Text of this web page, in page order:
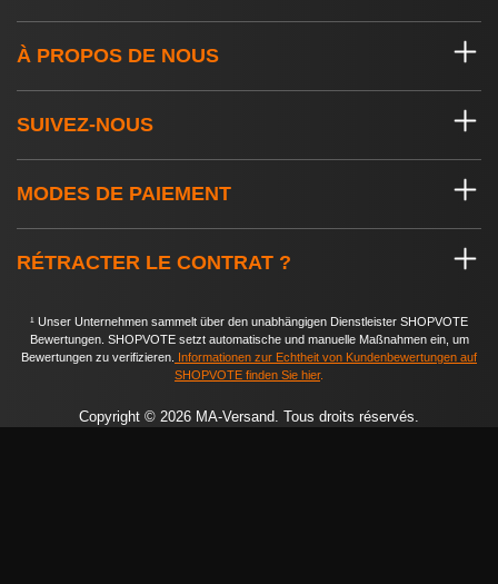
À PROPOS DE NOUS
SUIVEZ-NOUS
MODES DE PAIEMENT
RÉTRACTER LE CONTRAT ?
¹ Unser Unternehmen sammelt über den unabhängigen Dienstleister SHOPVOTE
Bewertungen. SHOPVOTE setzt automatische und manuelle Maßnahmen ein, um
Bewertungen zu verifizieren. Informationen zur Echtheit von Kundenbewertungen auf
SHOPVOTE finden Sie hier.
Copyright © 2026 MA-Versand. Tous droits réservés.